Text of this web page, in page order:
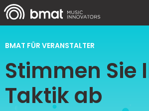
BMAT FÜR VERANSTALTER
Stimmen Sie
Taktik ab